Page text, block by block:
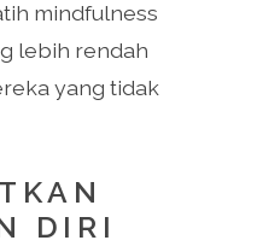
mindfulness
lebih rendah
yang tidak
DIRI